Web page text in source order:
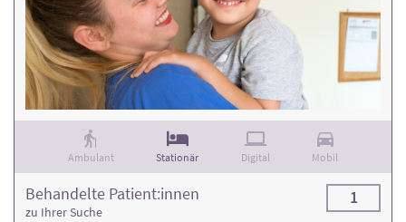
Ambulant Stationär Digital Mobil
Behandelte Patient:innen
zu Ihrer Suche
1